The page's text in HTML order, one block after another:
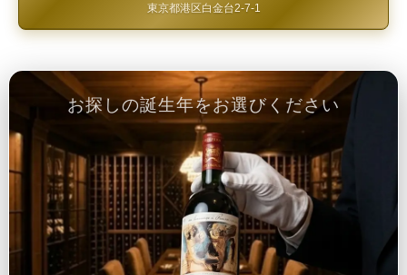
東京都港区白金台2-7-1
お探しの誕生年をお選びください